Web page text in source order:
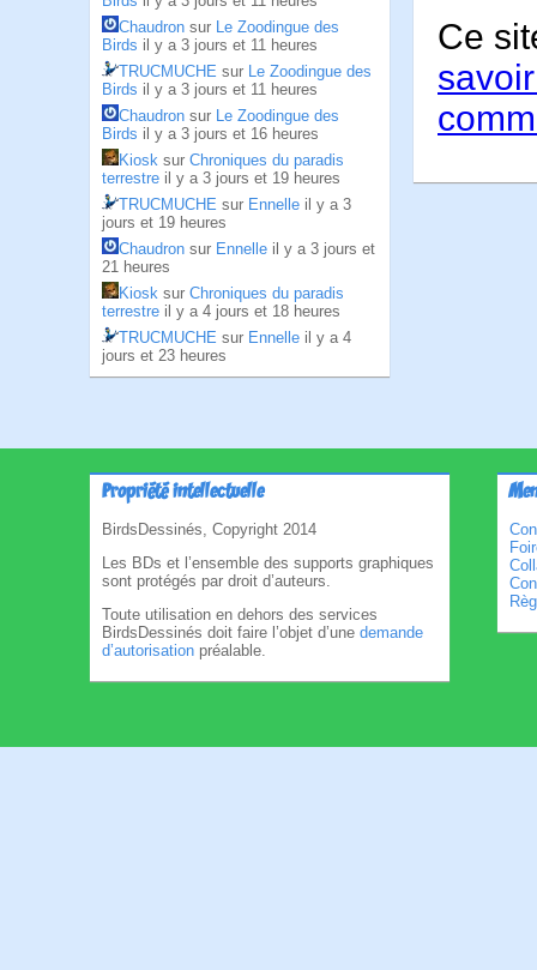
Chaudron sur Le Zoodingue des
Birds il y a 3 jours et 11 heures
TRUCMUCHE sur Le Zoodingue des
Birds il y a 3 jours et 11 heures
Chaudron sur Le Zoodingue des
Birds il y a 3 jours et 16 heures
Kiosk sur Chroniques du paradis
terrestre il y a 3 jours et 19 heures
TRUCMUCHE sur Ennelle il y a 3
jours et 19 heures
Chaudron sur Ennelle il y a 3 jours et
21 heures
Kiosk sur Chroniques du paradis
terrestre il y a 4 jours et 18 heures
TRUCMUCHE sur Ennelle il y a 4
jours et 23 heures
Ce
Propriété intellectuelle
BirdsDessinés, Copyright 2014
Les BDs et l’ensemble des supports graphiques
sont protégés par droit d’auteurs.
Toute utilisation en dehors des services
BirdsDessinés doit faire l’objet d’une demande
d’autorisation préalable.